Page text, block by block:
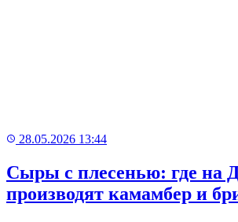
28.05.2026 13:44
Сыры с плесенью: где на
производят камамбер и